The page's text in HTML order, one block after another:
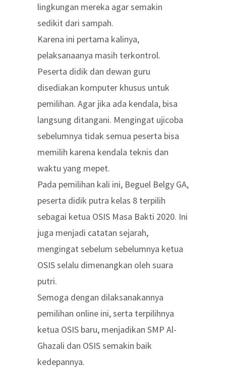
lingkungan mereka agar semakin
sedikit dari sampah.
Karena ini pertama kalinya,
pelaksanaanya masih terkontrol.
Peserta didik dan dewan guru
disediakan komputer khusus untuk
pemilihan. Agar jika ada kendala, bisa
langsung ditangani. Mengingat ujicoba
sebelumnya tidak semua peserta bisa
memilih karena kendala teknis dan
waktu yang mepet.
Pada pemilihan kali ini, Beguel Belgy GA,
peserta didik putra kelas 8 terpilih
sebagai ketua OSIS Masa Bakti 2020. Ini
juga menjadi catatan sejarah,
mengingat sebelum sebelumnya ketua
OSIS selalu dimenangkan oleh suara
putri.
Semoga dengan dilaksanakannya
pemilihan online ini, serta terpilihnya
ketua OSIS baru, menjadikan SMP Al-
Ghazali dan OSIS semakin baik
kedepannya.